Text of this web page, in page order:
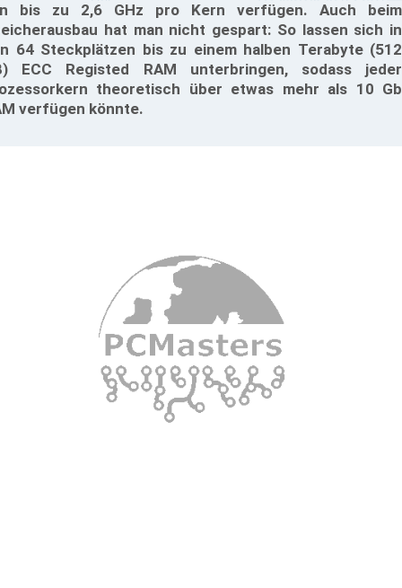
bis zu 2,6 GHz pro Kern verfügen. Auch beim
hat man nicht gespart: So lassen sich in
64 Steckplätzen bis zu einem halben Terabyte (512
ECC Registed RAM unterbringen, sodass jeder
theoretisch über etwas mehr als 10 Gb
verfügen könnte.